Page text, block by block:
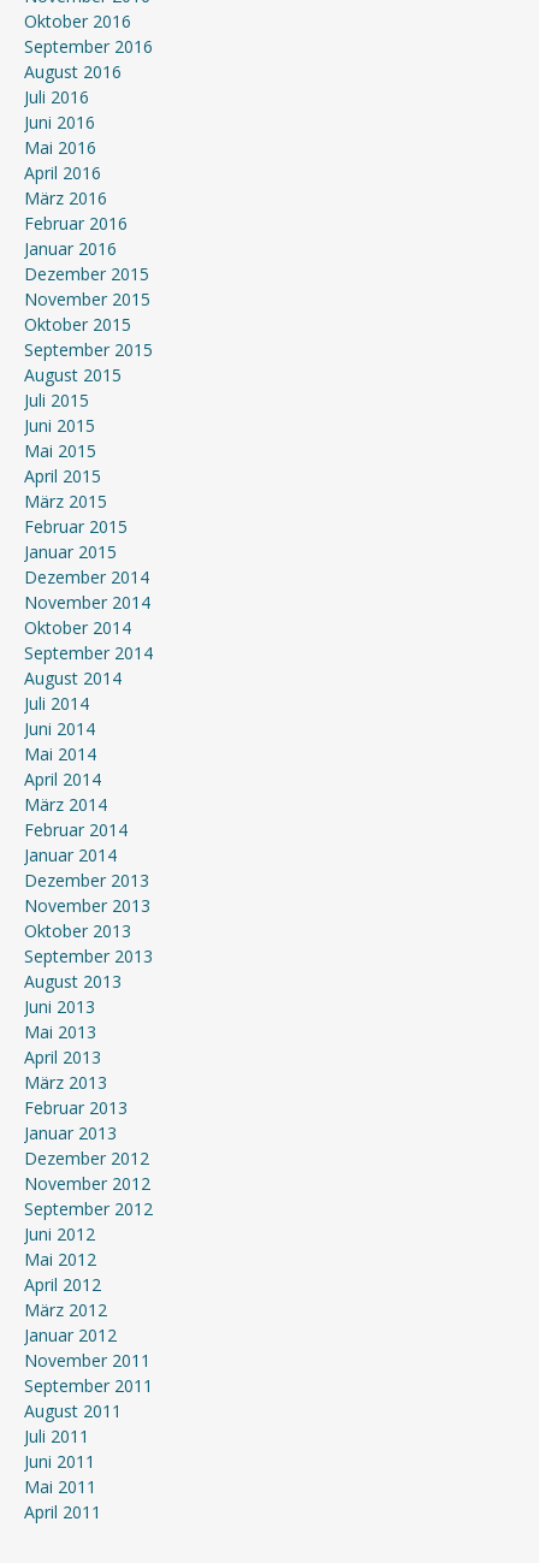
Oktober 2016
September 2016
August 2016
Juli 2016
Juni 2016
Mai 2016
April 2016
März 2016
Februar 2016
Januar 2016
Dezember 2015
November 2015
Oktober 2015
September 2015
August 2015
Juli 2015
Juni 2015
Mai 2015
April 2015
März 2015
Februar 2015
Januar 2015
Dezember 2014
November 2014
Oktober 2014
September 2014
August 2014
Juli 2014
Juni 2014
Mai 2014
April 2014
März 2014
Februar 2014
Januar 2014
Dezember 2013
November 2013
Oktober 2013
September 2013
August 2013
Juni 2013
Mai 2013
April 2013
März 2013
Februar 2013
Januar 2013
Dezember 2012
November 2012
September 2012
Juni 2012
Mai 2012
April 2012
März 2012
Januar 2012
November 2011
September 2011
August 2011
Juli 2011
Juni 2011
Mai 2011
April 2011